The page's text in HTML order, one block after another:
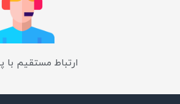
ارتباط مستقیم با